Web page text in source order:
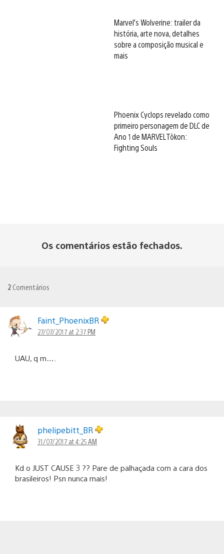
Marvel’s Wolverine: trailer da
história, arte nova, detalhes
sobre a composição musical e
mais
Phoenix Cyclops revelado como
primeiro personagem de DLC de
Ano 1 de MARVEL Tōkon:
Fighting Souls
Os comentários estão fechados.
2 Comentários
Faint_PhoenixBR
27/07/2017 at 2:37 PM
UAU, q m….
phelipebitt_BR
31/07/2017 at 4:25 AM
Kd o JUST CAUSE 3 ?? Pare de palhaçada com a cara dos
brasileiros! Psn nunca mais!